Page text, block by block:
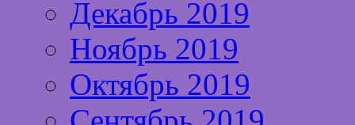
Декабрь 2019
Ноябрь 2019
Октябрь 2019